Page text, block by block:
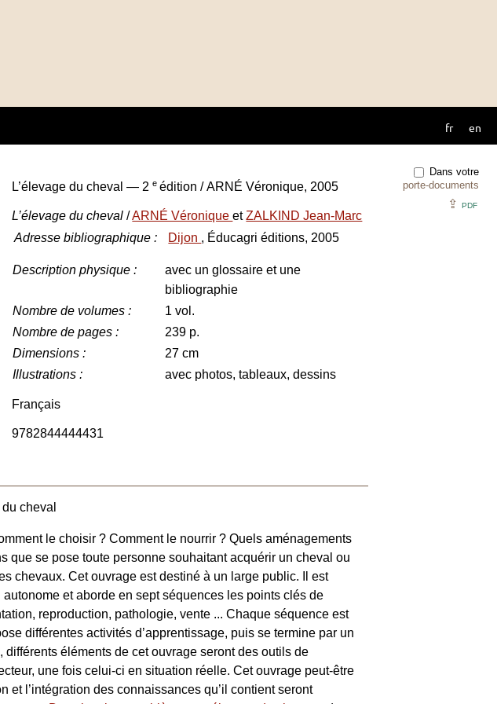
fr en
Dans votre
porte-documents
⇪ PDF
L’élevage du cheval — 2e édition / ARNÉ Véronique, 2005
L’élevage du cheval/ARNÉ VéroniqueetZALKIND Jean-Marc
Adresse bibliographique : Dijon , Éducagri éditions, 2005
Description physique :
avec un glossaire et une
bibliographie
Nombre de volumes :
1 vol.
Nombre de pages :
239 p.
Dimensions :
27 cm
Illustrations : avec photos, tableaux, dessins
Français
9782844444431
cheval
le choisir ? Comment le nourrir ? Quels aménagements
que se pose toute personne souhaitant acquérir un cheval ou
chevaux. Cet ouvrage est destiné à un large public. Il est
et aborde en sept séquences les points clés de
reproduction, pathologie, vente ... Chaque séquence est
différentes activités d’apprentissage, puis se termine par un
différents éléments de cet ouvrage seront des outils de
une fois celui-ci en situation réelle. Cet ouvrage peut-être
et l’intégration des connaissances qu’il contient seront